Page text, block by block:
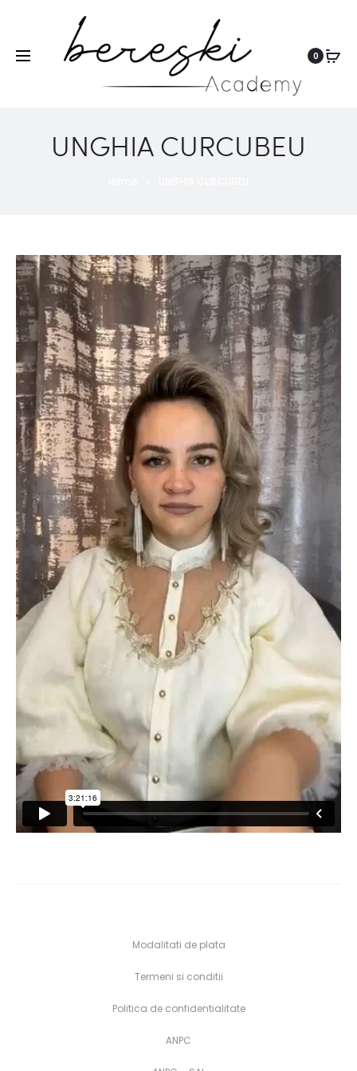
0
UNGHIA CURCUBEU
Modalitati de plata
Termeni si conditii
Politica de confidentialitate
ANPC